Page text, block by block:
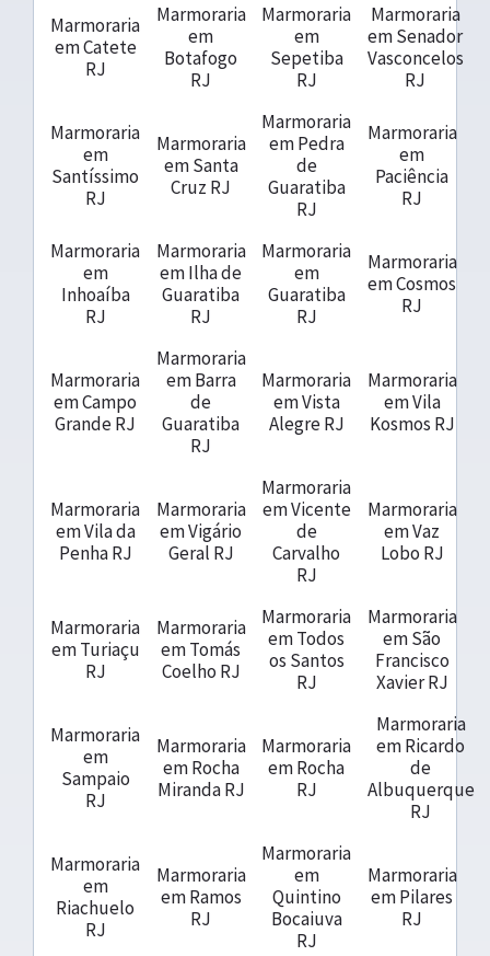
Marmoraria
em Catete
RJ
Marmoraria
em
Botafogo
RJ
Marmoraria
em
Sepetiba
RJ
Marmoraria
em Senador
Vasconcelos
RJ
Marmoraria
em
Santíssimo
RJ
Marmoraria
em Santa
Cruz RJ
Marmoraria
em Pedra
de
Guaratiba
RJ
Marmoraria
em
Paciência
RJ
Marmoraria
em
Inhoaíba
RJ
Marmoraria
em Ilha de
Guaratiba
RJ
Marmoraria
em
Guaratiba
RJ
Marmoraria
em Cosmos
RJ
Marmoraria
em Campo
Grande RJ
Marmoraria
em Barra
de
Guaratiba
RJ
Marmoraria
em Vista
Alegre RJ
Marmoraria
em Vila
Kosmos RJ
Marmoraria
em Vila da
Penha RJ
Marmoraria
em Vigário
Geral RJ
Marmoraria
em Vicente
de
Carvalho
RJ
Marmoraria
em Vaz
Lobo RJ
Marmoraria
em Turiaçu
RJ
Marmoraria
em Tomás
Coelho RJ
Marmoraria
em Todos
os Santos
RJ
Marmoraria
em São
Francisco
Xavier RJ
Marmoraria
em
Sampaio
RJ
Marmoraria
em Rocha
Miranda RJ
Marmoraria
em Rocha
RJ
Marmoraria
em Ricardo
de
Albuquerque
RJ
Marmoraria
em
Riachuelo
RJ
Marmoraria
em Ramos
RJ
Marmoraria
em
Quintino
Bocaiuva
RJ
Marmoraria
em Pilares
RJ